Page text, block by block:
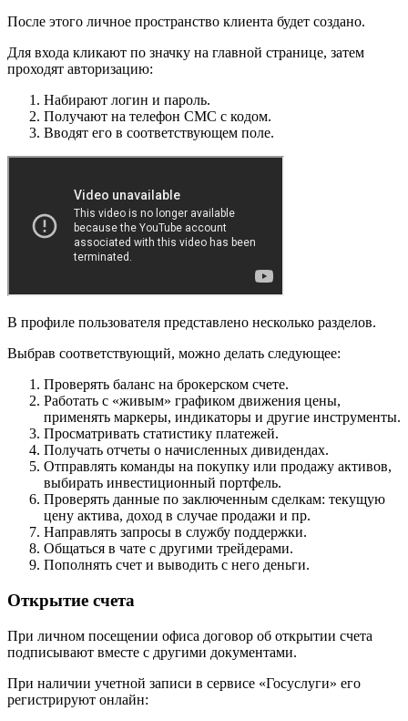
После этого личное пространство клиента будет создано.
Для входа кликают по значку на главной странице, затем
проходят авторизацию:
Набирают логин и пароль.
Получают на телефон СМС с кодом.
Вводят его в соответствующем поле.
В профиле пользователя представлено несколько разделов.
Выбрав соответствующий, можно делать следующее:
Проверять баланс на брокерском счете.
Работать с «живым» графиком движения цены,
применять маркеры, индикаторы и другие инструменты.
Просматривать статистику платежей.
Получать отчеты о начисленных дивидендах.
Отправлять команды на покупку или продажу активов,
выбирать инвестиционный портфель.
Проверять данные по заключенным сделкам: текущую
цену актива, доход в случае продажи и пр.
Направлять запросы в службу поддержки.
Общаться в чате с другими трейдерами.
Пополнять счет и выводить с него деньги.
Открытие счета
При личном посещении офиса договор об открытии счета
подписывают вместе с другими документами.
При наличии учетной записи в сервисе «Госуслуги» его
регистрируют онлайн: